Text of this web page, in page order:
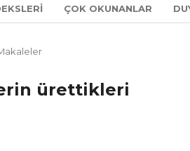
ÇOK OKUNANLAR
ürettikleri